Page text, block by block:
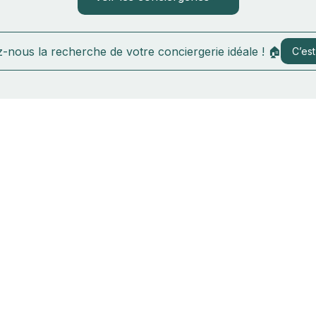
nous la recherche de votre conciergerie idéale ! 🏠